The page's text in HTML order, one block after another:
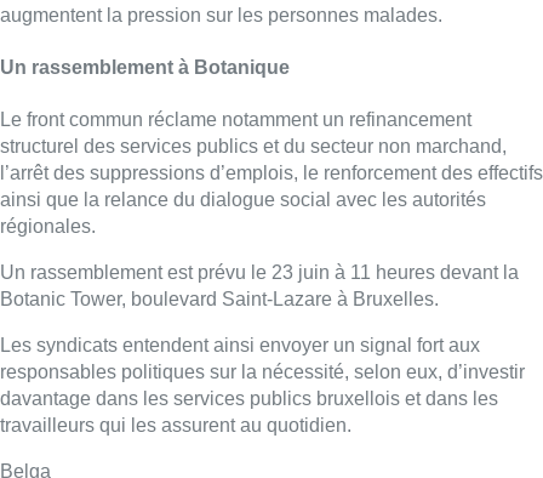
augmentent la pression sur les personnes malades.
Un rassemblement à Botanique
Le front commun réclame notamment un refinancement
structurel des services publics et du secteur non marchand,
l’arrêt des suppressions d’emplois, le renforcement des effectifs
ainsi que la relance du dialogue social avec les autorités
régionales.
Un rassemblement est prévu le 23 juin à 11 heures devant la
Botanic Tower, boulevard Saint-Lazare à Bruxelles.
Les syndicats entendent ainsi envoyer un signal fort aux
responsables politiques sur la nécessité, selon eux, d’investir
davantage dans les services publics bruxellois et dans les
travailleurs qui les assurent au quotidien.
Belga